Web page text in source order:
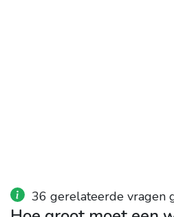
36 gerelateerde vragen